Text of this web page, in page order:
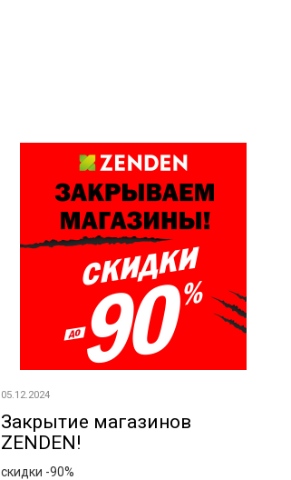
05.12.2024
Закрытие магазинов
ZENDEN!
скидки -90%